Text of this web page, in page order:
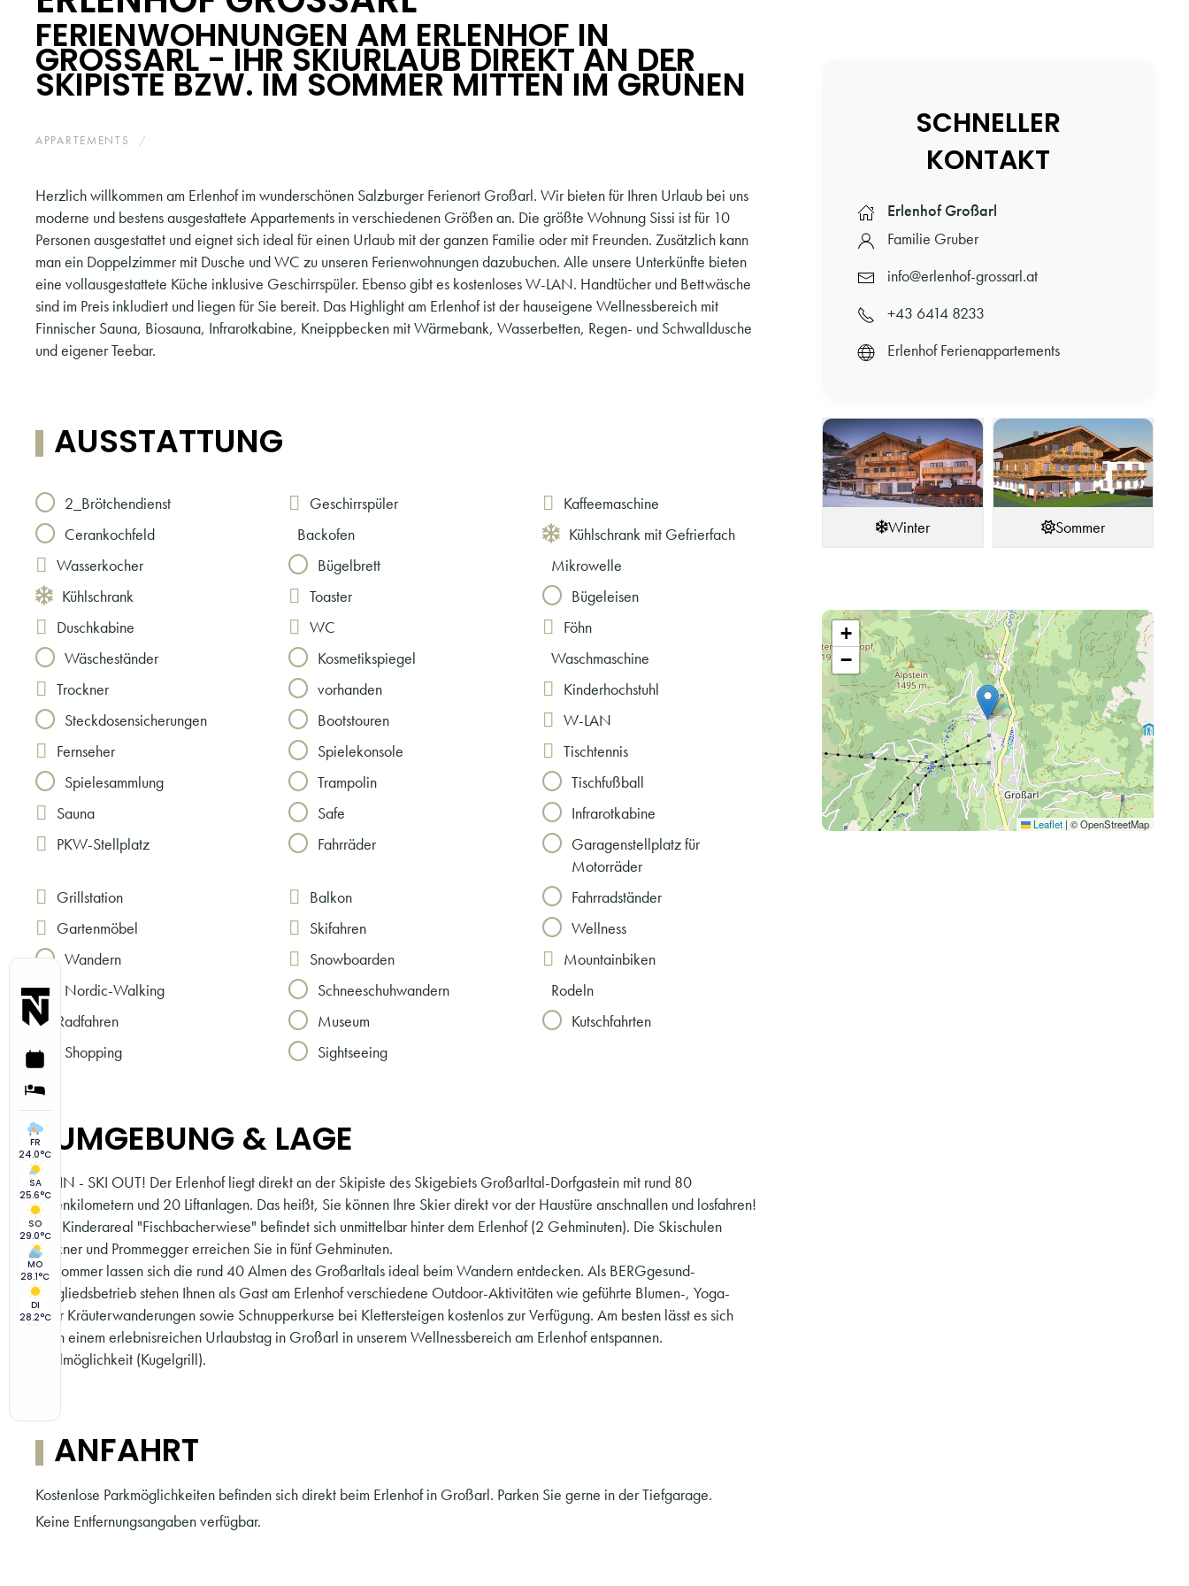
FERIENWOHNUNGEN AM ERLENHOF IN
GROSSARL - IHR SKIURLAUB DIREKT AN DER S
KIPISTE BZW. IM SOMMER MITTEN IM GRÜNEN
APPARTEMENTS
Herzlich willkommen am Erlenhof im wunderschönen Salzburger Ferienort Großarl. Wir bieten für Ihren Urlaub bei uns
moderne und bestens ausgestattete Appartements in verschiedenen Größen an. Die größte Wohnung Sissi ist für 10
Personen ausgestattet und eignet sich ideal für einen Urlaub mit der ganzen Familie oder mit Freunden. Zusätzlich kann
man ein Doppelzimmer mit Dusche und WC zu unseren Ferienwohnungen dazubuchen. Alle unsere Unterkünfte bieten
eine vollausgestattete Küche inklusive Geschirrspüler. Ebenso gibt es kostenloses W-LAN. Handtücher und Bettwäsche
sind im Preis inkludiert und liegen für Sie bereit. Das Highlight am Erlenhof ist der hauseigene Wellnessbereich mit
Finnischer Sauna, Biosauna, Infrarotkabine, Kneippbecken mit Wärmebank, Wasserbetten, Regen- und Schwalldusche
und eigener Teebar.
AUSSTATTUNG
2_Brötchendienst Geschirrspüler
Kaffeemaschine
Cerankochfeld
Backofen
Kühlschrank mit Gefrierfach
Wasserkocher
Bügelbrett
Mikrowelle
Kühlschrank
Toaster
Bügeleisen
Duschkabine
WC
Föhn
Wäscheständer
Kosmetikspiegel
Waschmaschine
Trockner
vorhanden
Kinderhochstuhl
Steckdosensicherungen
Bootstouren
W-LAN
Fernseher
Spielekonsole
Tischtennis
Spielesammlung
Trampolin
Tischfußball
Sauna
Safe
Infrarotkabine
PKW-Stellplatz
Fahrräder
Garagenstellplatz für
Motorräder
Grillstation
Balkon
Fahrradständer
Gartenmöbel
Skifahren
Wellness
Wandern
Snowboarden
Mountainbiken
Nordic-Walking
Schneeschuhwandern
Rodeln
Radfahren
Museum
Kutschfahrten
Shopping
Sightseeing
UMGEBUNG & LAGE
SKI IN - SKI OUT! Der Erlenhof liegt direkt an der Skipiste des Skigebiets Großarltal-Dorfgastein mit rund 80
Pistenkilometern und 20 Liftanlagen. Das heißt, Sie können Ihre Skier direkt vor der Haustüre anschnallen und losfahren!
Das Kinderareal "Fischbacherwiese" befindet sich unmittelbar hinter dem Erlenhof (2 Gehminuten). Die Skischulen
Lackner und Prommegger erreichen Sie in fünf Gehminuten.
Im Sommer lassen sich die rund 40 Almen des Großarltals ideal beim Wandern entdecken. Als BERGgesund-
Mitgliedsbetrieb stehen Ihnen als Gast am Erlenhof verschiedene Outdoor-Aktivitäten wie geführte Blumen-, Yoga-
oder Kräuterwanderungen sowie Schnupperkurse bei Klettersteigen kostenlos zur Verfügung. Am besten lässt es sich
nach einem erlebnisreichen Urlaubstag in Großarl in unserem Wellnessbereich am Erlenhof entspannen.
Grillmöglichkeit (Kugelgrill).
ANFAHRT
Kostenlose Parkmöglichkeiten befinden sich direkt beim Erlenhof in Großarl. Parken Sie gerne in der Tiefgarage.
Keine Entfernungsangaben verfügbar.
SCHNELLER
KONTAKT
Erlenhof Großarl
Familie Gruber
info@erlenhof-grossarl.at
+43 6414 8233
Erlenhof Ferienappartements
Winter Sommer
+
−
Leaflet | © OpenStreetMap
FR
24.0°C
SA
25.6°C
SO
29.0°C
MO
28.1°C
DI
28.2°C